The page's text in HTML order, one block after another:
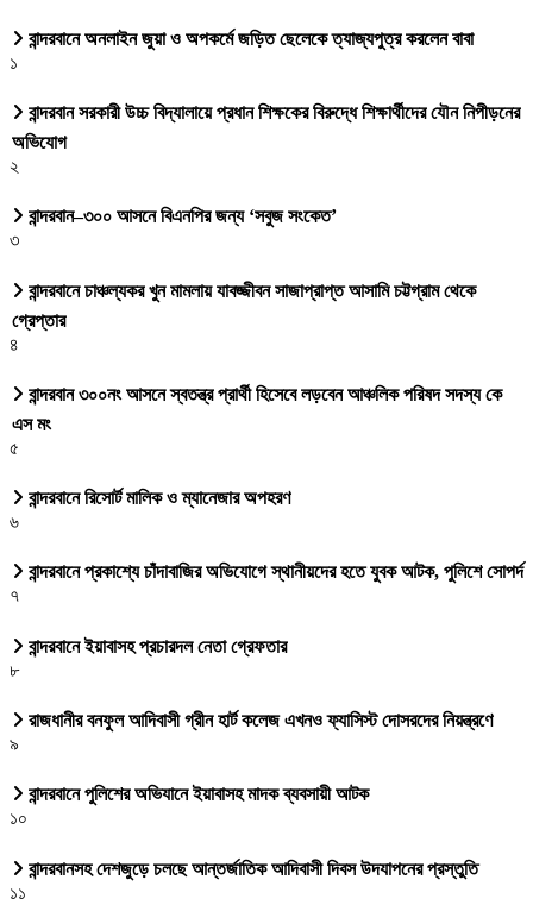
বান্দরবানে অনলাইন জুয়া ও অপকর্মে জড়িত ছেলেকে ত্যাজ্যপুত্র করলেন বাবা
১
বান্দরবান সরকারী উচ্চ বিদ্যালায়ে প্রধান শিক্ষকের বিরুদ্ধে শিক্ষার্থীদের যৌন নিপীড়নের
অভিযোগ
২
বান্দরবান–৩০০ আসনে বিএনপির জন্য ‘সবুজ সংকেত’
৩
বান্দরবানে চাঞ্চল্যকর খুন মামলায় যাবজ্জীবন সাজাপ্রাপ্ত আসামি চট্টগ্রাম থেকে
গ্রেপ্তার
৪
বান্দরবান ৩০০নং আসনে স্বতন্ত্র প্রার্থী হিসেবে লড়বেন আঞ্চলিক পরিষদ সদস্য কে
এস মং
৫
বান্দরবানে রিসোর্ট মালিক ও ম্যানেজার অপহরণ
৬
বান্দরবানে প্রকাশ্যে চাঁদাবাজির অভিযোগে স্থানীয়দের হতে যুবক আটক, পুলিশে সোপর্দ
৭
বান্দরবানে ইয়াবাসহ প্রচারদল নেতা গ্রেফতার
৮
রাজধানীর বনফুল আদিবাসী গ্রীন হার্ট কলেজ এখনও ফ্যাসিস্ট দোসরদের নিয়ন্ত্রণে
৯
বান্দরবানে পুলিশের অভিযানে ইয়াবাসহ মাদক ব্যবসায়ী আটক
১০
বান্দরবানসহ দেশজুড়ে চলছে আন্তর্জাতিক আদিবাসী দিবস উদযাপনের প্রস্তুতি
১১